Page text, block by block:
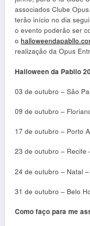
associados Clube
terão início no dia
o evento poderão ser
o
realização da Opus
Halloween da Pabllo
03 de outubro – São
09 de outubro –
17 de outubro – Porto
23 de outubro – Recife
24 de outubro – Natal
31 de outubro – Belo
Como faço para me